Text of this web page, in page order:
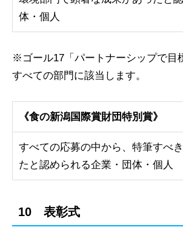
体・個人
※ゴール17「パートナーシップで目
すべての部門に該当します。
《食の新潟国際賞財団特別賞》
すべての応募の中から、特筆すべ
たと認められる企業・団体・個人
10 表彰式